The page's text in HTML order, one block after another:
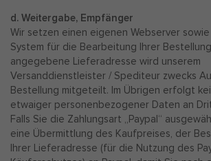
d. Weitergabe, Empfänger
Wir setzen einen eigenen Webserver
System für die Bearbeitung Ihrer
angegebene Lieferadresse wird unserem
Versanddienstleister / Spediteur zwecks
Bestellung mitgeteilt. Im Übrigen erfolgt
etwaiger personenbezogener Daten an
Falls Sie die Zahlungsart „Paypal“
eine Übermittlung des Kaufpreises, der
Ihrer Lieferadresse (für die Nutzung des